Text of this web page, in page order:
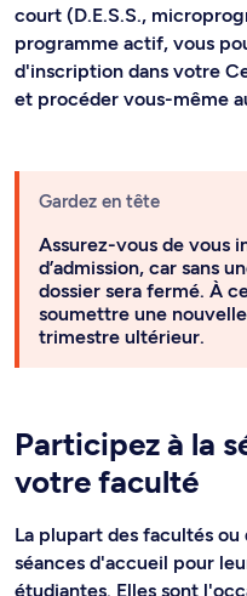
court (D.E.S.S.,
programme actif, vous
d'inscription dans votre
et procéder vous-même
Gardez en tête
Assurez-vous de vous
d’admission, car sans
dossier sera fermé. À
soumettre une nouvelle
trimestre ultérieur.
Participez à la
votre faculté
La plupart des facultés
séances d'accueil pour
étudiantes. Elles sont